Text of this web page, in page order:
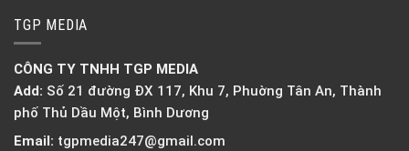
TGP MEDIA
CÔNG TY TNHH TGP MEDIA
Add: Số 21 đường ĐX 117, Khu 7, Phuờng Tân An, Thành
phố Thủ Dầu Một, Bình Dương
Email: tgpmedia247@gmail.com